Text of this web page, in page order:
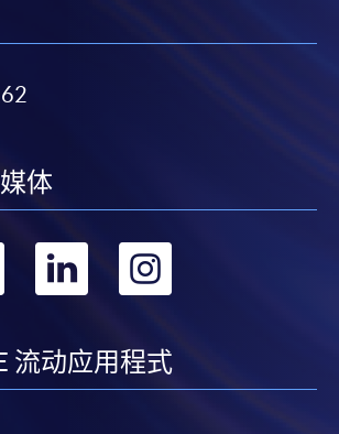
体
转
youtube
转
linkedin
流动应用程式